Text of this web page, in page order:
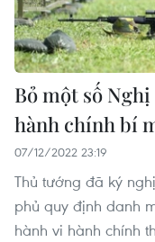
Bỏ một số
hành chính bí
07/12/2022 23:19
Thủ tướng đã ký
phủ quy định danh
hành vi hành chính